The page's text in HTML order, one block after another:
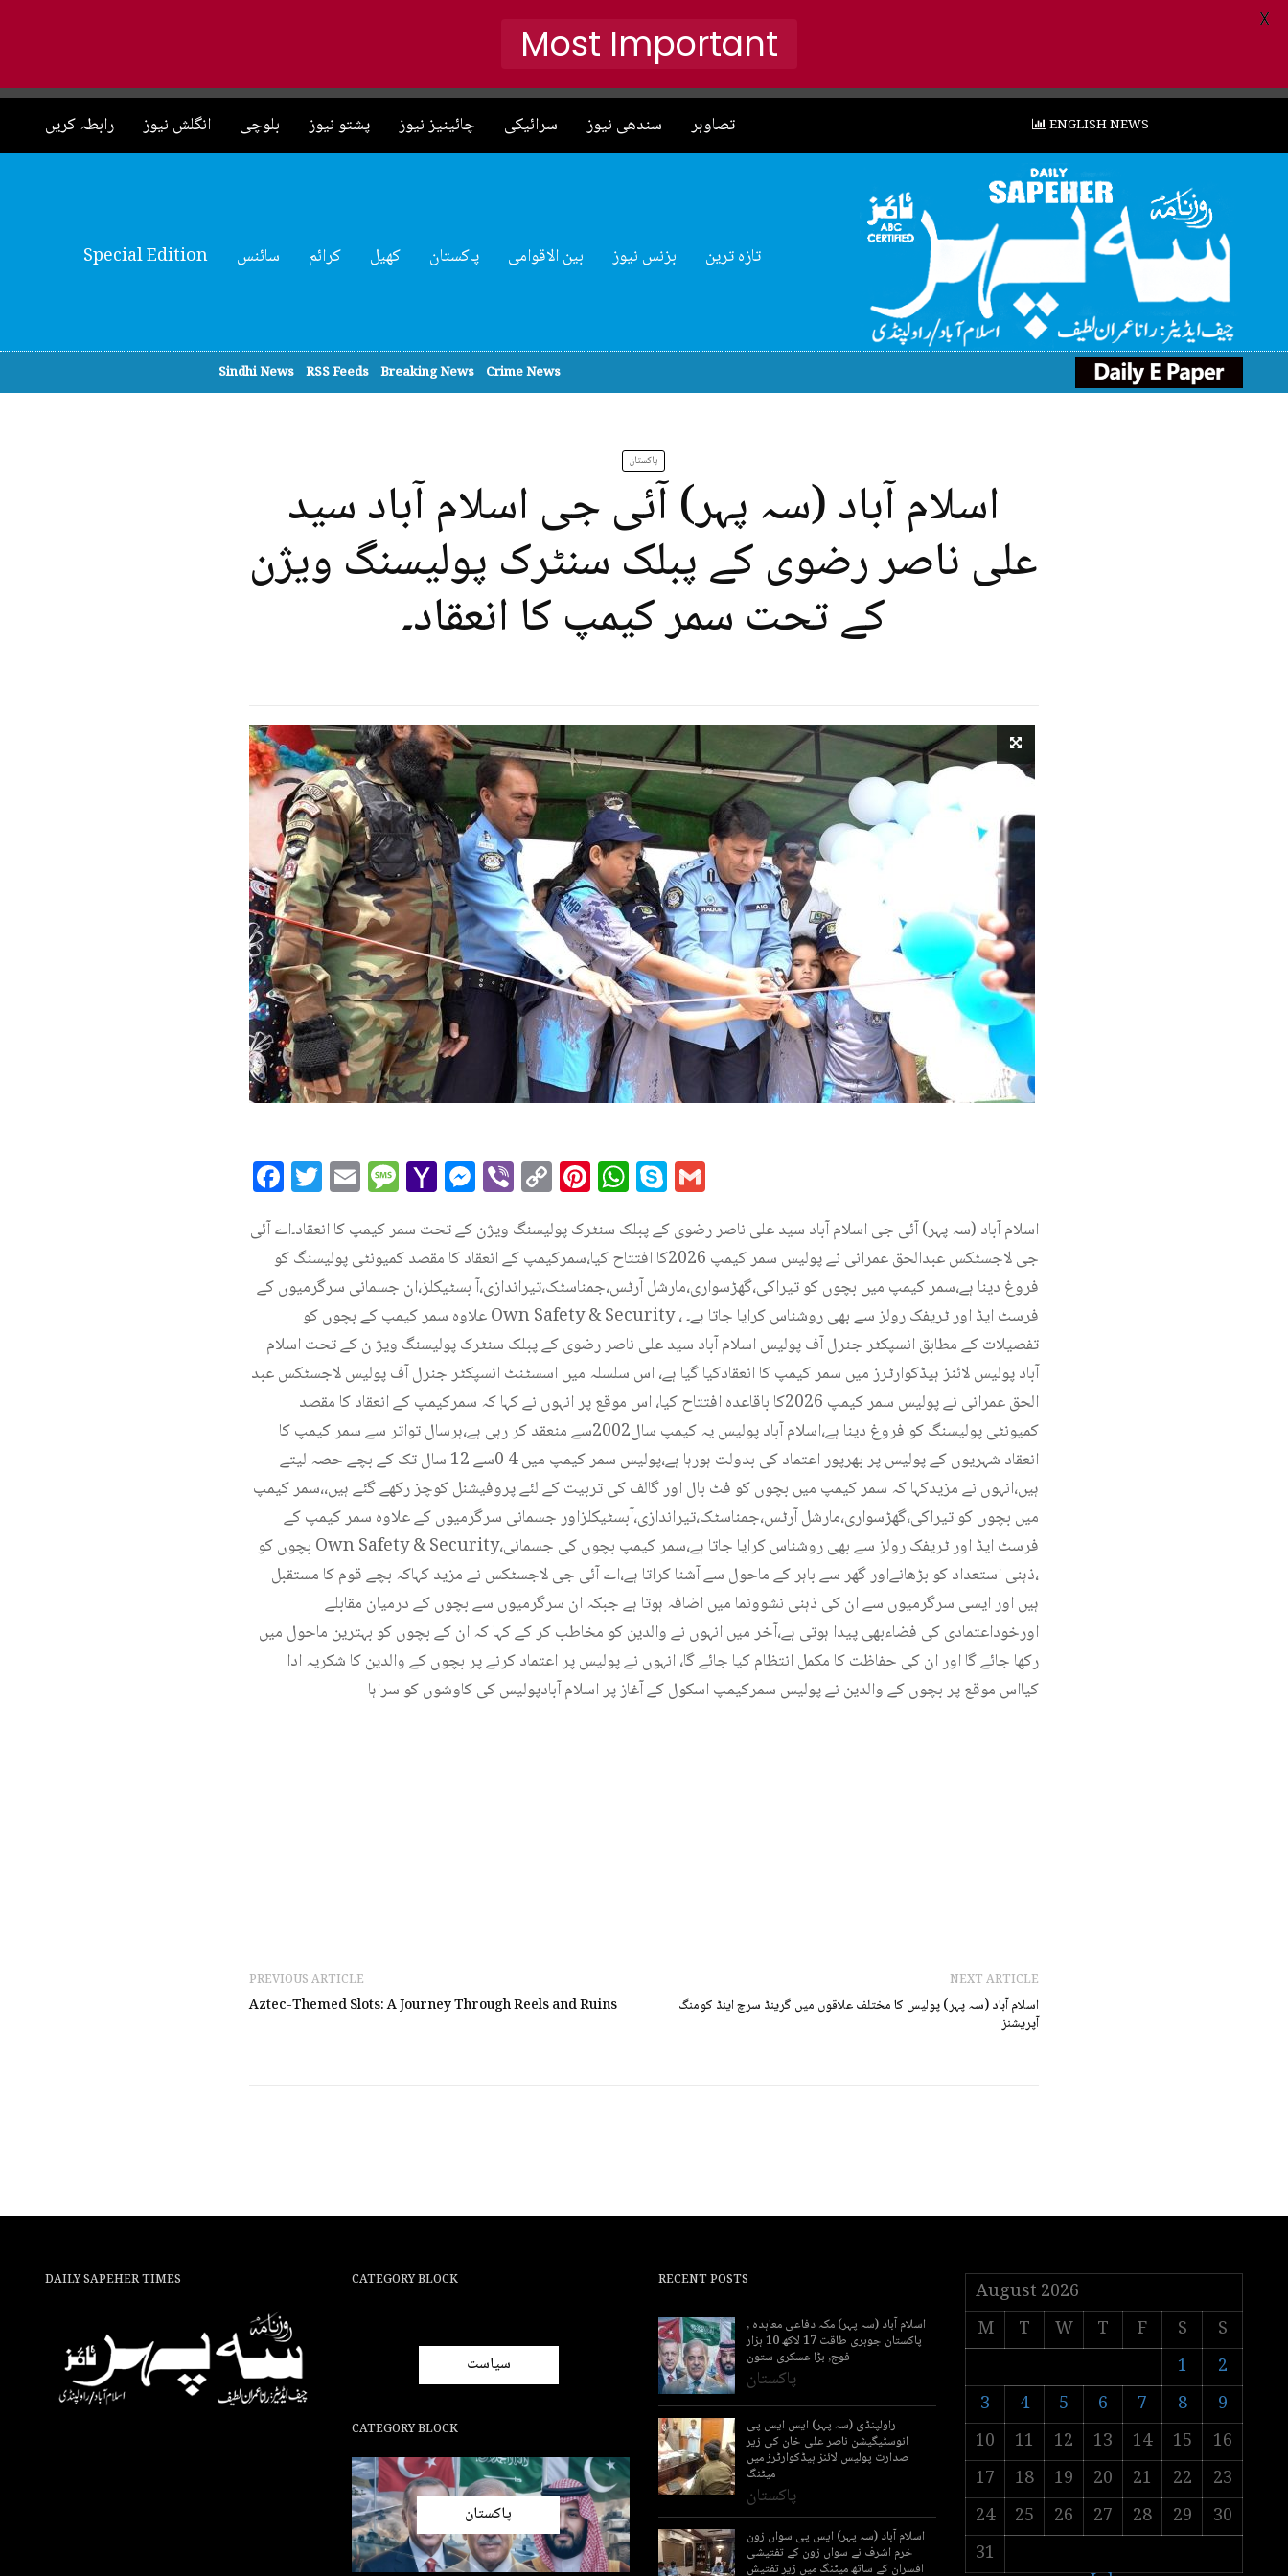
رابطہ کریں انگلش نیوز بلوچی پشتو نیوز چائینیز نیوز سرائیکی سندھی نیوز تصاوہر ENGLISH NEWS
Special Edition سائنس کرائم کھیل پاکستان بین الاقوامی بزنس نیوز تازہ ترین
Sindhi News RSS Feeds Breaking News Crime News
پاکستان
اسلام آباد (سہ پہر) آئی جی اسلام آباد سید
علی ناصر رضوی کے پبلک سنٹرک پولیسنگ ویژن
کے تحت سمر کیمپ کا انعقاد۔
Facebook
Twitter
EmailMessage
Yahoo
Mail
Messenger
ViberCopy
Link
Pinterest
WhatsApp
Skype
اسلام آباد (سہ پہر) آئی جی اسلام آباد سید علی ناصر رضوی کے پبلک سنٹرک پولیسنگ ویژن کے تحت سمر کیمپ کا انعقاد۔اے آئی
جی لاجسٹکس عبدالحق عمرانی نے پولیس سمر کیمپ 2026کا افتتاح کیا،سمرکیمپ کے انعقاد کا مقصد کمیونٹی پولیسنگ کو
فروغ دینا ہے،سمر کیمپ میں بچوں کو تیراکی،گھڑسواری،مارشل آرٹس،جمناسٹک،تیراندازی،آ بسٹیکلز،ان جسمانی سرگرمیوں کے
علاوہ سمر کیمپ کے بچوں کو Own Safety & Security ، فرسٹ ایڈ اور ٹریفک رولز سے بھی روشناس کرایا جاتا ہے۔
تفصیلات کے مطابق انسپکٹر جنرل آف پولیس اسلام آباد سید علی ناصر رضوی کے پبلک سنٹرک پولیسنگ ویژ ن کے تحت اسلام
آباد پولیس لائنز ہیڈکوارٹرز میں سمر کیمپ کا انعقادکیا گیا ہے، اس سلسلہ میں اسسٹنٹ انسپکٹر جنرل آف پولیس لاجسٹکس عبد
الحق عمرانی نے پولیس سمر کیمپ 2026کا باقاعدہ افتتاح کیا، اس موقع پر انہوں نے کہا کہ سمرکیمپ کے انعقاد کا مقصد
کمیونٹی پولیسنگ کو فروغ دینا ہے،اسلام آباد پولیس یہ کیمپ سال2002سے منعقد کر رہی ہے،ہرسال تواتر سے سمر کیمپ کا
انعقاد شہریوں کے پولیس پر بھرپور اعتماد کی بدولت ہورہا ہے،پولیس سمر کیمپ میں 4 0سے 12 سال تک کے بچے حصہ لیتے
ہیں،انہوں نے مزیدکہا کہ سمر کیمپ میں بچوں کو فٹ بال اور گالف کی تربیت کے لئے پروفیشنل کوچز رکھے گئے ہیں،،سمر کیمپ
میں بچوں کو تیراکی،گھڑسواری،مارشل آرٹس،جمناسٹک،تیراندازی،آبسٹیکلزاور جسمانی سرگرمیوں کے علاوہ سمر کیمپ کے
بچوں کو Own Safety & Security،فرسٹ ایڈ اور ٹریفک رولز سے بھی روشناس کرایا جاتا ہے،سمر کیمپ بچوں کی جسمانی
،ذہنی استعداد کو بڑھانےاور گھر سے باہر کے ماحول سے آشنا کراتا ہے،اے آئی جی لاجسٹکس نے مزید کہاکہ بچے قوم کا مستقبل
ہیں اور ایسی سرگرمیوں سے ان کی ذہنی نشوونما میں اضافہ ہوتا ہے جبکہ ان سرگرمیوں سے بچوں کے درمیان مقابلے
اورخوداعتمادی کی فضاءبھی پیدا ہوتی ہے،آخر میں انہوں نے والدین کو مخاطب کر کے کہا کہ ان کے بچوں کو بہترین ماحول میں
رکھا جائے گا اور ان کی حفاظت کا مکمل انتظام کیا جائے گا، انہوں نے پولیس پر اعتماد کرنے پر بچوں کے والدین کا شکریہ ادا
کیااس موقع پر بچوں کے والدین نے پولیس سمرکیمپ اسکول کے آغاز پر اسلام آبادپولیس کی کاوشوں کو سراہا
PREVIOUS ARTICLE
Aztec-Themed Slots: A Journey Through Reels and Ruins
NEXT ARTICLE
اسلام آباد (سہ پہر) پولیس کا مختلف علاقوں میں گرینڈ سرچ اینڈ کومنگ
آپریشنز
DAILY SAPEHER TIMES CATEGORY BLOCK
سیاست
CATEGORY BLOCK
پاکستان
RECENT POSTS
اسلام آباد (سہ پہر) مکہ دفاعی معاہدہ ,
پاکستان جوہری طاقت 17 لاکھ 10 ہزار
فوج, بڑا عسکری ستون
پاکستان
راولپنڈی (سہ پہر) ایس ایس پی
انوسٹیگیشن ناصر علی خان کی زیر
صدارت پولیس لائنز ہیڈکوارٹرز میں
میٹنگ
پاکستان
اسلام آباد (سہ پہر) ایس پی سواں زون
خرم اشرف نے سواں زون کے تفتیشی
افسران کے ساتھ میٹنگ میں زیرِ تفتیش
August 2026
M
T W T F S
S
1
2
3
4 5 6 7 8
9
10
11 12 13 14 15
16
17
18 19 20 21 22
23
24
25 26 27 28 29
30
31
Most Important X